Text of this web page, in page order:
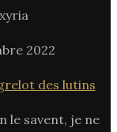
2022
des lutins
le savent, je ne